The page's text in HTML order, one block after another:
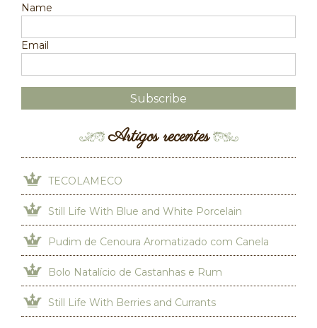
Name
Email
Artigos recentes
TECOLAMECO
Still Life With Blue and White Porcelain
Pudim de Cenoura Aromatizado com Canela
Bolo Natalício de Castanhas e Rum
Still Life With Berries and Currants